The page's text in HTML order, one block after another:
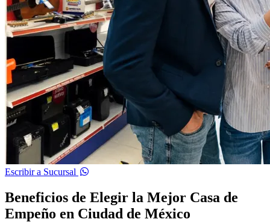
Escribir a Sucursal
Beneficios de Elegir la Mejor Casa de
Empeño en Ciudad de México